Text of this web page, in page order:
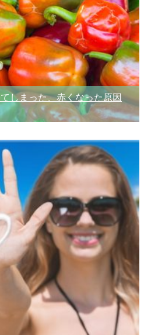
しまった、赤くなった原因